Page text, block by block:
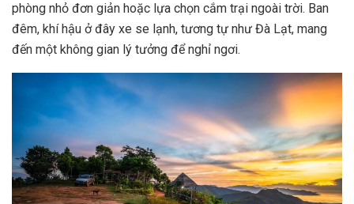
phòng nhỏ đơn giản hoặc lựa chọn cắm trại ngoài trời. Ban
đêm, khí hậu ở đây xe se lạnh, tương tự như Đà Lạt, mang
đến một không gian lý tưởng để nghỉ ngơi.